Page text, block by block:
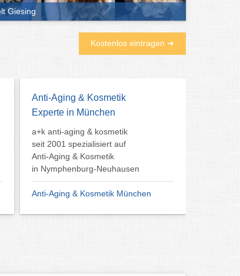
Giesing
Kostenlos eintragen ➜
Anti-Aging & Kosmetik
Experte in München
a+k anti-aging & kosmetik
seit 2001 spezialisiert auf
Anti-Aging & Kosmetik
in Nymphenburg-Neuhausen
Anti-Aging & Kosmetik München